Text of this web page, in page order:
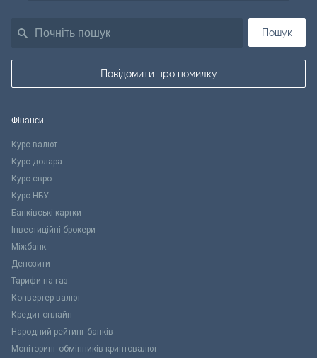
Пошук
Повідомити про помилку
Фінанси
Курс валют
Курс долара
Курс євро
Курс НБУ
Банківські картки
Інвестиційні брокери
Міжбанк
Депозити
Тарифи на газ
Конвертер валют
Кредит онлайн
Народний рейтинг банків
Моніторинг обмінників криптовалют